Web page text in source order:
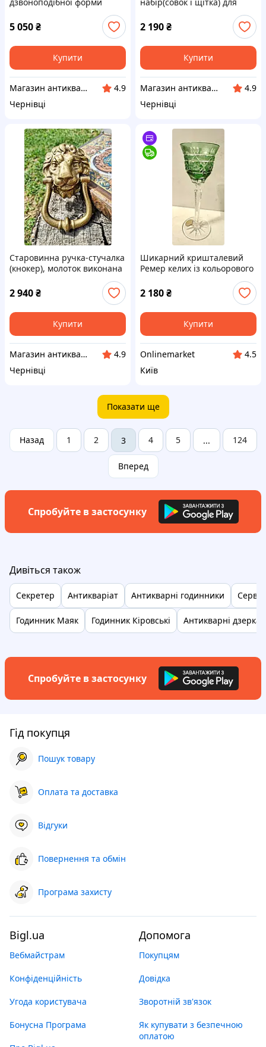
5 050₴
Купити
Магазин антикваріату
4.9
Чернівці
прибирання крихт зі столу
2 190₴
Купити
Магазин антикваріату
4.9
Чернівці
Старовинна ручка-стучалка
(кнокер), молоток виконана
вигляді голови лева.
2 940₴
Купити
Магазин антикваріату
4.9
Чернівці
Шикарний кришталевий
Ремер келих із кольорового
2 180₴
Купити
Onlinemarket
4.5
Київ
Показати ще
Назад 1 2 3 4 5 ... 124
Вперед
Спробуйте в застосунку
Дивіться також
Секретер Антикваріат Антикварні годинники
Годинник Маяк Годинник Кіровські Антикварні
Спробуйте в застосунку
Гід покупця
Пошук товару
Оплата та доставка
Відгуки
Повернення та обмін
Програма захисту
Bigl.ua
Вебмайстрам
Конфіденційність
Угода користувача
Бонусна Програма
Допомога
Покупцям
Довідка
Зворотній зв'язок
Як купувати з безпечною
оплатою